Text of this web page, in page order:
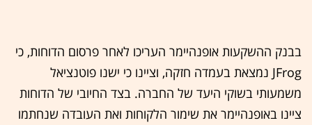
בבנק ההשקעות אופנהיימר העריכו לאחר פרסום הדוחות, כי
JFrog נמצאת בעמדה חזקה, וציינו כי ישנו פוטנציאל
משמעותי בשוקי היעד של החברה. בצד החיובי של הדוחות
ציינו באופנהיימר את שימור הלקוחות ואת העובדה שנחתמו